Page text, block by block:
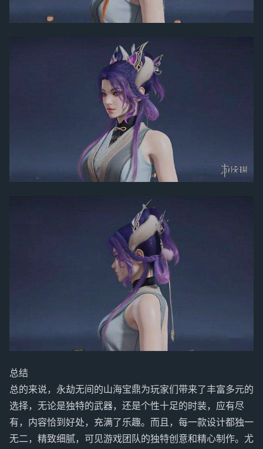
总结
总的来说，永劫无间的山海宝鼎为玩家们带来了丰富多元的
选择，无论是独特的武器，还是个性十足的时装，应有尽
有，内容恰到好处，充满了乐趣。而且，每一款设计都独一
无二，精致细腻，可见游戏团队的独特创意和精心制作。尤